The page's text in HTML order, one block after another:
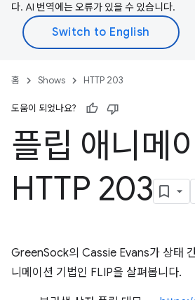
다. AI 번역에는 오류가 있을 수 있습니다.
홈 Shows HTTP 203
도움이 되었나요?
플립 애니메
HTTP 203
GreenSock의 Cassie Evans가 상태
니메이션 기법인 FLIP을 살펴봅니다.